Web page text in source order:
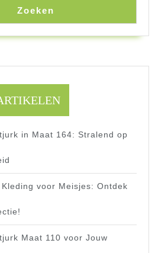
Zoeken
in Maat 164: Stralend op
voor Meisjes: Ontdek
Maat 110 voor Jouw